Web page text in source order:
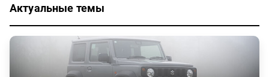
Актуальные темы